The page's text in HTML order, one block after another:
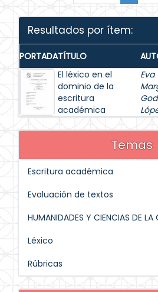
Resultados por ítem:
PORTADATÍTULO
El léxico en el
dominio de la
escritura
académica
Eva
Temas
Escritura académica
Evaluación de textos
HUMANIDADES Y CIENCIAS DE LA
Léxico
Rúbricas